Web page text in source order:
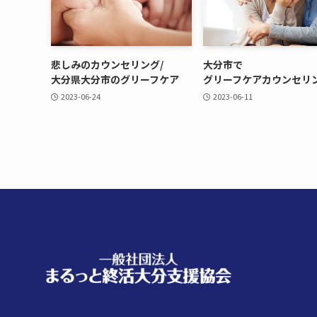
悲しみの​カウンセリング/
大分県大分市の​グリーフケア
2023-06-24
大分市で​
グリーフケアカウンセリ
2023-06-11